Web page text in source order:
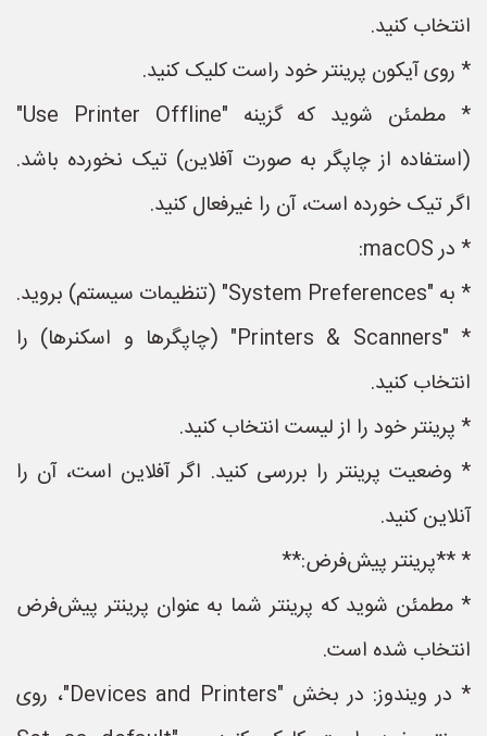
انتخاب کنید.
* روی آیکون پرینتر خود راست کلیک کنید.
* مطمئن شوید که گزینه "Use Printer Offline"
(استفاده از چاپگر به صورت آفلاین) تیک نخورده باشد.
اگر تیک خورده است، آن را غیرفعال کنید.
* در macOS:
* به "System Preferences" (تنظیمات سیستم) بروید.
* "Printers & Scanners" (چاپگرها و اسکنرها) را
انتخاب کنید.
* پرینتر خود را از لیست انتخاب کنید.
* وضعیت پرینتر را بررسی کنید. اگر آفلاین است، آن را
آنلاین کنید.
* **پرینتر پیش‌فرض:**
* مطمئن شوید که پرینتر شما به عنوان پرینتر پیش‌فرض
انتخاب شده است.
* در ویندوز: در بخش "Devices and Printers"، روی